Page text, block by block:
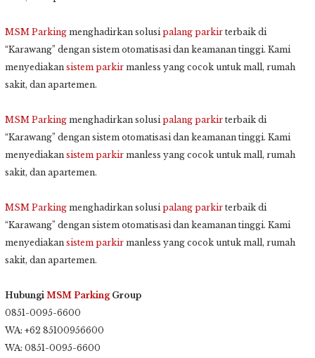
MSM Parking menghadirkan solusipalang parkir terbaik di
“Karawang” dengan sistem otomatisasi dan keamanan tinggi. Kami
menyediakan sistem parkir manless yang cocok untuk mall, rumah
sakit, dan apartemen.
MSM Parking menghadirkan solusipalang parkir terbaik di
“Karawang” dengan sistem otomatisasi dan keamanan tinggi. Kami
menyediakan sistem parkir manless yang cocok untuk mall, rumah
sakit, dan apartemen.
MSM Parking menghadirkan solusipalang parkir terbaik di
“Karawang” dengan sistem otomatisasi dan keamanan tinggi. Kami
menyediakan sistem parkir manless yang cocok untuk mall, rumah
sakit, dan apartemen.
Hubungi MSM ParkingGroup
0851-0095-6600
WA: +62 85100956600
WA: 0851-0095-6600